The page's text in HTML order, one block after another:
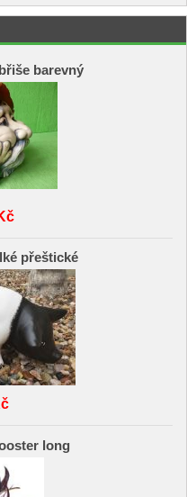
barevný
přeštické
long